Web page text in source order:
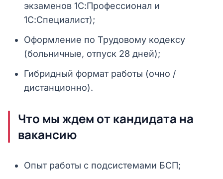
экзаменов 1С:Профессионал и
1С:Специалист);
Оформление по Трудовому кодексу
(больничные, отпуск 28 дней);
Гибридный формат работы (очно /
дистанционно).
Что мы ждем от кандидата на
вакансию
Опыт работы с подсистемами БСП;